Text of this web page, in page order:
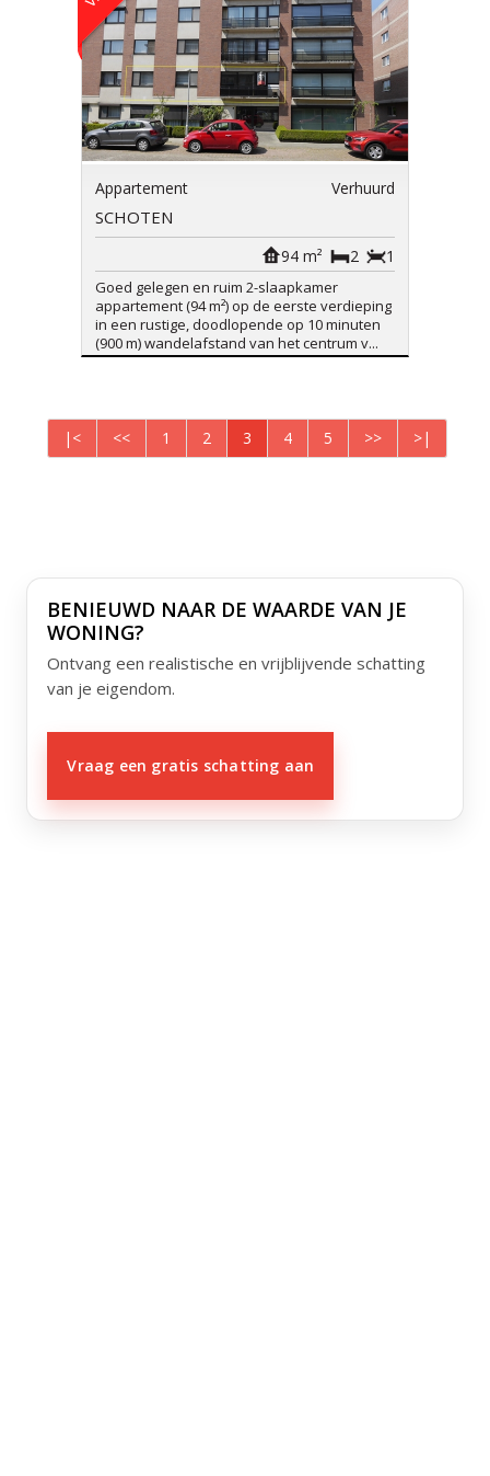
Appartement Verhuurd
SCHOTEN
1
2
94 m²
Goed gelegen en ruim 2-slaapkamer
appartement (94 m²) op de eerste verdieping
in een rustige, doodlopende op 10 minuten
(900 m) wandelafstand van het centrum v...
|< << 1 2 3 4 5 >> >|
BENIEUWD NAAR DE WAARDE VAN JE
WONING?
Ontvang een realistische en vrijblijvende schatting
van je eigendom.
Vraag een gratis schatting aan